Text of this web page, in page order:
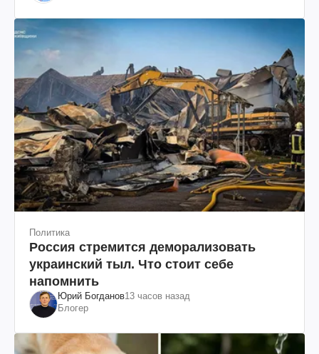
"ЮКОСа"
Политика
Россия стремится деморализовать
украинский тыл. Что стоит себе
напомнить
Юрий Богданов13 часов назад
Блогер